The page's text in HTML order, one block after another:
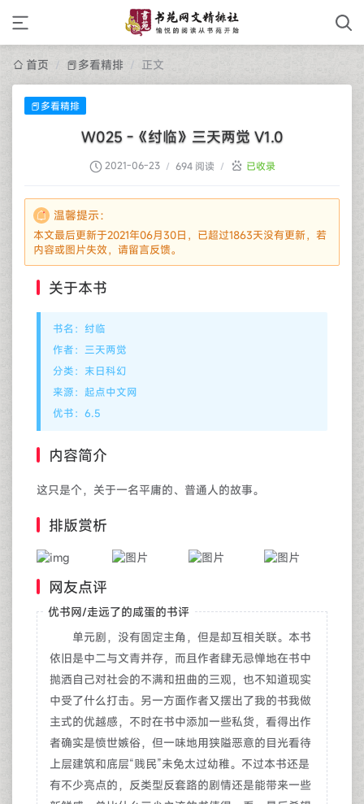
首页 / 📕多看精排 / 正文
📕多看精排
W025 -《纣临》三天两觉 V1.0
2021-06-23 / 694 阅读 / 已收录
温馨提示：
本文最后更新于2021年06月30日，已超过1863天没有更新，若
内容或图片失效，请留言反馈。
关于本书
书名：纣临
作者：三天两觉
分类：末日科幻
来源：起点中文网
优书：6.5
内容简介
这只是个，关于一名平庸的、普通人的故事。
排版赏析
网友点评
优书网/走远了的咸蛋的书评
单元剧，没有固定主角，但是却互相关联。本书
依旧是中二与文青并存，而且作者肆无忌惮地在书中
抛洒自己对社会的不满和扭曲的三观，也不知道现实
中受了什么打击。另一方面作者又摆出了我的书我做
主式的优越感，不时在书中添加一些私货，看得出作
者确实是愤世嫉俗，但一味地用狭隘恶意的目光看待
上层建筑和底层“贱民”未免太过幼稚。不过本书还是
有不少亮点的，反类型反套路的剧情还是能带来一些